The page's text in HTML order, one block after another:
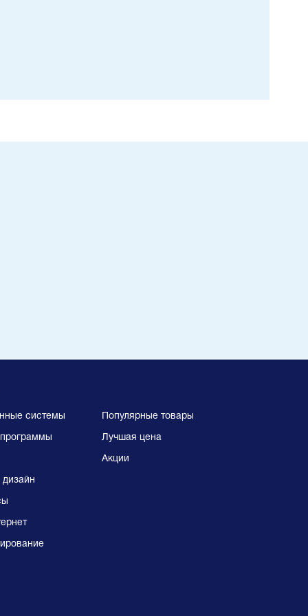
системы
дизайн
Популярные товары
Лучшая цена
Акции